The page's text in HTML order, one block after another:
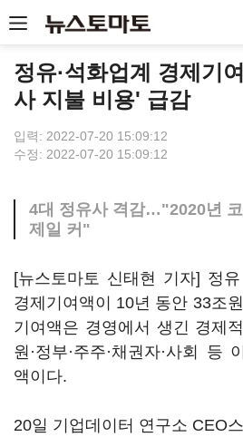
정유·석화업계 경제기
사 지불 비용' 급감
입력: 2022-07-20 15:09:12
수정: 2022-07-20 15:09:12
4대 정유사 격감…"2020년
제일 커"
[뉴스토마토 신태현 기자] 정
경제기여액이 10년 동안 33조
기여액은 경영에서 생긴 경제
원·정부·주주·채권자·사회 등
액이다.
20일 기업데이터 연구소 CEO